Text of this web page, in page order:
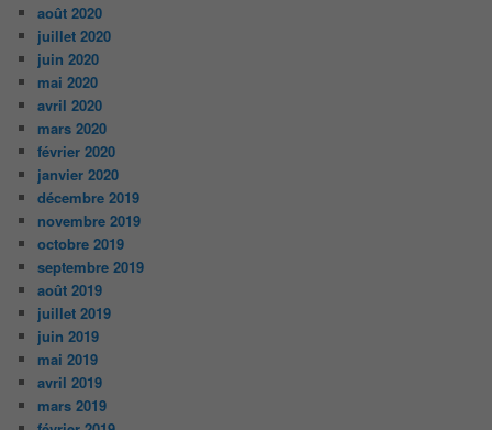
août 2020
juillet 2020
juin 2020
mai 2020
avril 2020
mars 2020
février 2020
janvier 2020
décembre 2019
novembre 2019
octobre 2019
septembre 2019
août 2019
juillet 2019
juin 2019
mai 2019
avril 2019
mars 2019